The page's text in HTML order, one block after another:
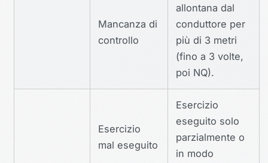
Mancanza di
controllo
allontana dal
conduttore per
più di 3 metri
(fino a 3 volte,
poi NQ).
Esercizio
mal eseguito
Esercizio
eseguito solo
parzialmente o
in modo